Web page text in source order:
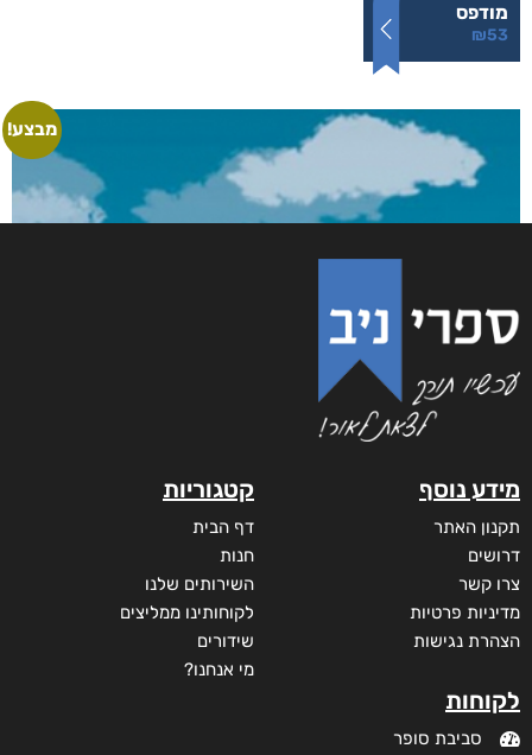
מודפס
₪53
מבצע!
מידע נוסף
תקנון האתר
דרושים
צרו קשר
מדיניות פרטיות
הצהרת נגישות
לקוחות
סביבת סופר
קטגוריות
דף הבית
חנות
השירותים שלנו
לקוחותינו ממליצים
שידורים
מי אנחנו?